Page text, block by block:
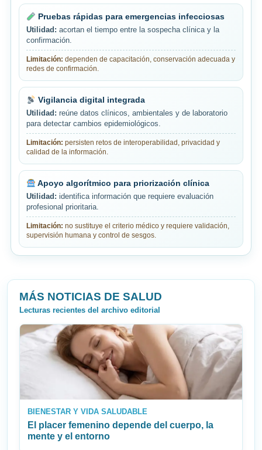
Pruebas rápidas para emergencias infecciosas
Utilidad: acortan el tiempo entre la sospecha clínica y la
confirmación.
Limitación: dependen de capacitación, conservación adecuada y
redes de confirmación.
Vigilancia digital integrada
Utilidad: reúne datos clínicos, ambientales y de laboratorio
para detectar cambios epidemiológicos.
Limitación: persisten retos de interoperabilidad, privacidad y
calidad de la información.
Apoyo algorítmico para priorización clínica
Utilidad: identifica información que requiere evaluación
profesional prioritaria.
Limitación: no sustituye el criterio médico y requiere validación,
supervisión humana y control de sesgos.
MÁS NOTICIAS DE SALUD
Lecturas recientes del archivo editorial
BIENESTAR Y VIDA SALUDABLE
El placer femenino depende del cuerpo, la
mente y el entorno